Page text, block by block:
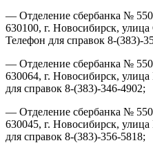
— Отделение сбербанка №
630100, г. Новосибирск,
Телефон для справок 8-(383)-
— Отделение сбербанка №
630064, г. Новосибирск,
для справок 8-(383)-346-4902;
— Отделение сбербанка №
630045, г. Новосибирск,
для справок 8-(383)-356-5818;